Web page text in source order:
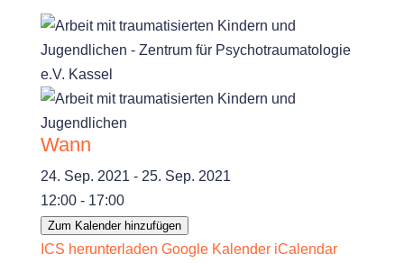
Wann
24. Sep. 2021 - 25. Sep. 2021
12:00 - 17:00
Zum Kalender hinzufügen
ICS herunterladen Google Kalender iCalendar